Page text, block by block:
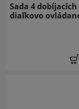
Sada 4
diaľkovo